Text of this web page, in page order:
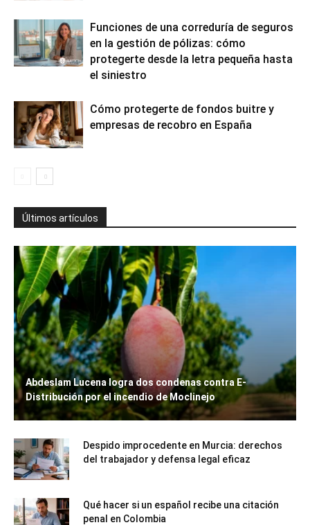
Funciones de una correduría de seguros
en la gestión de pólizas: cómo
protegerte desde la letra pequeña hasta
el siniestro
Cómo protegerte de fondos buitre y
empresas de recobro en España
Últimos artículos
Abdeslam Lucena logra dos condenas contra E-
Distribución por el incendio de Moclinejo
Despido improcedente en Murcia: derechos
del trabajador y defensa legal eficaz
Qué hacer si un español recibe una citación
penal en Colombia